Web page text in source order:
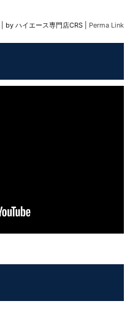
by ハイエース専門店CRS Perma Link